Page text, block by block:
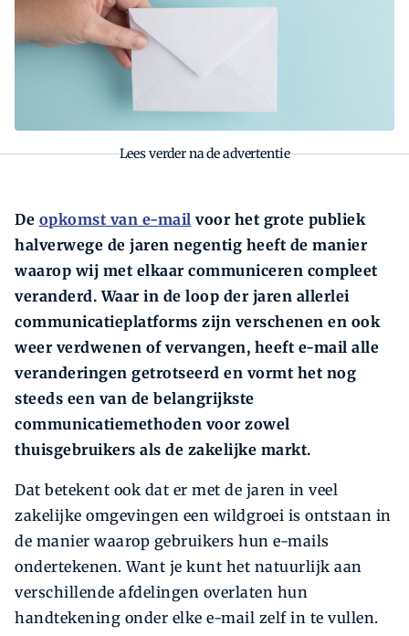
Lees verder na de advertentie
De opkomst van e-mail voor het grote publiek
halverwege de jaren negentig heeft de manier
waarop wij met elkaar communiceren compleet
veranderd. Waar in de loop der jaren allerlei
communicatieplatforms zijn verschenen en ook
weer verdwenen of vervangen, heeft e-mail alle
veranderingen getrotseerd en vormt het nog
steeds een van de belangrijkste
communicatiemethoden voor zowel
thuisgebruikers als de zakelijke markt.
Dat betekent ook dat er met de jaren in veel
zakelijke omgevingen een wildgroei is ontstaan in
de manier waarop gebruikers hun e-mails
ondertekenen. Want je kunt het natuurlijk aan
verschillende afdelingen overlaten hun
handtekening onder elke e-mail zelf in te vullen.